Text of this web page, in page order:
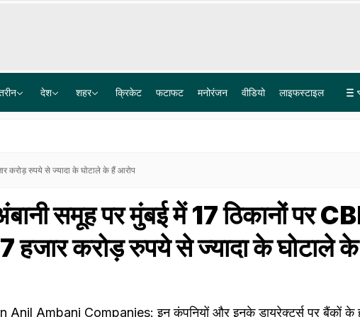
देश शहर क्रिकेट फटाफट मनोरंजन वीडियो लाइफस्टाइल
करोड़ रुपये से ज्यादा के घोटाले के हैं आरोप
समूह पर मुंबई में 17 ठिकानों पर
हजार करोड़ रुपये से ज्यादा के घोटाले
Anil Ambani Companies: इन कंपनियों और इनके डायरेक्टर्स पर बैंकों के